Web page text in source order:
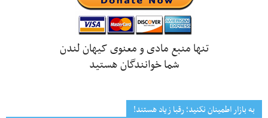
تنها منبع مادی و معنوی کیهان لندن
شما خوانندگان هستید
به بازار اطمینان نکنید؛ رقبا زیاد هستند!